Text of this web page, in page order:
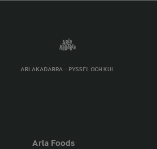
ARLAKADABRA – PYSSEL OCH KUL
Arla Foods